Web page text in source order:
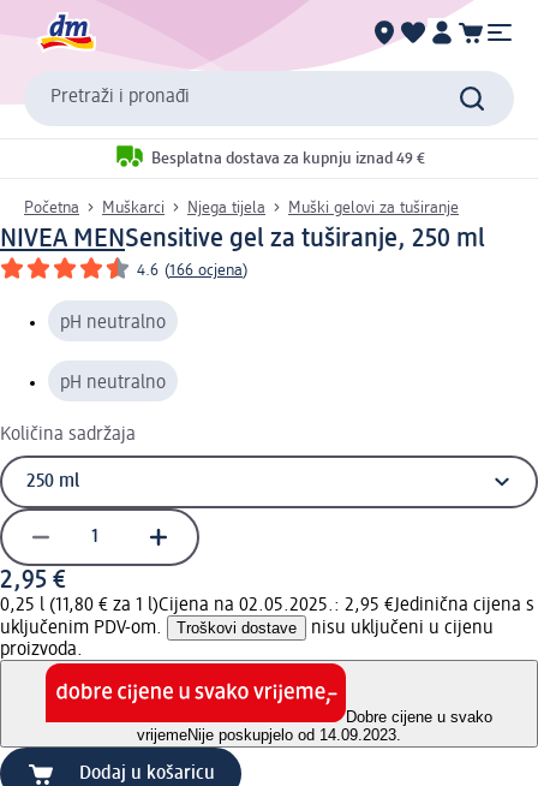
Pretraži i pronađi
Besplatna dostava za kupnju iznad 49 €
Početna Muškarci Njega tijela Muški gelovi za tuširanje
NIVEA MENSensitive gel za tuširanje, 250 ml
4.6 (166 ocjena)
pH neutralno
pH neutralno
Količina sadržaja
2,95 €
0,25 l (11,80 € za 1 l)Cijena na 02.05.2025.: 2,95 €Jedinična cijena s
uključenim PDV-om.
Troškovi dostave
nisu uključeni u cijenu
proizvoda.
Dobre cijene u svako
vrijemeNije poskupjelo od 14.09.2023.
Dodaj u košaricu